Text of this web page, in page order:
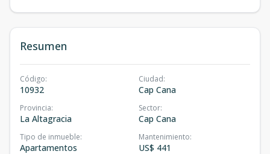
Resumen
Código:
10932
Ciudad:
Cap Cana
Provincia:
La Altagracia
Sector:
Cap Cana
Tipo de inmueble:
Apartamentos
Mantenimiento:
US$ 441